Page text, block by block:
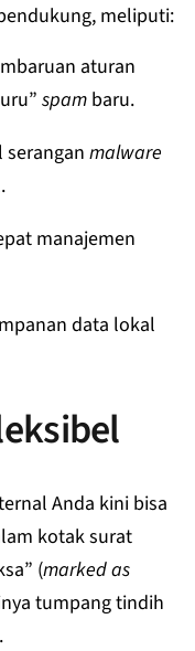
meliputi:
aturan
spam baru.
malware
manajemen
data lokal
Anda kini bisa
kotak surat
(marked as
tumpang tindih